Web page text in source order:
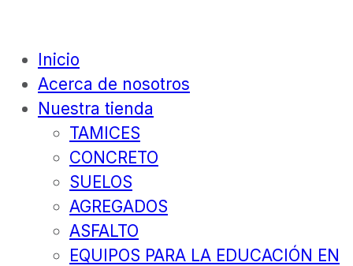
Inicio
Acerca de nosotros
Nuestra tienda
TAMICES
CONCRETO
SUELOS
AGREGADOS
ASFALTO
EQUIPOS PARA LA EDUCACIÓN EN